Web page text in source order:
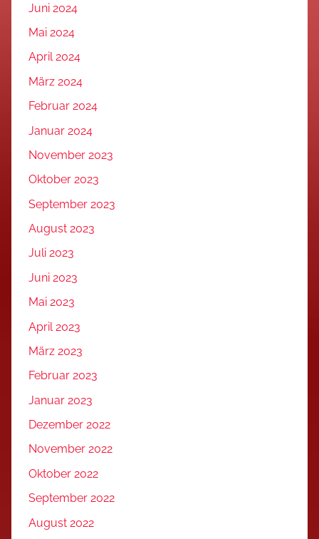
Juni 2024
Mai 2024
April 2024
März 2024
Februar 2024
Januar 2024
November 2023
Oktober 2023
September 2023
August 2023
Juli 2023
Juni 2023
Mai 2023
April 2023
März 2023
Februar 2023
Januar 2023
Dezember 2022
November 2022
Oktober 2022
September 2022
August 2022